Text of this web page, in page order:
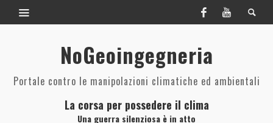
NoGeoingegneria
Portale contro le manipolazioni climatiche ed ambientali
La corsa per possedere il clima
Una guerra silenziosa è in atto